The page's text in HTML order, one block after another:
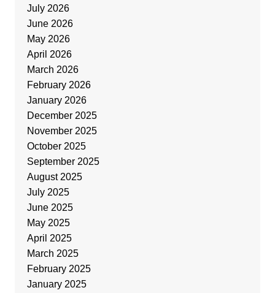
July 2026
June 2026
May 2026
April 2026
March 2026
February 2026
January 2026
December 2025
November 2025
October 2025
September 2025
August 2025
July 2025
June 2025
May 2025
April 2025
March 2025
February 2025
January 2025